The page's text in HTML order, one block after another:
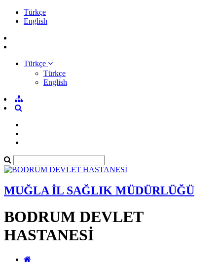
Türkçe
English
Türkçe
Türkçe
English
MUĞLA İL SAĞLIK MÜDÜRLÜĞÜ
BODRUM DEVLET
HASTANESİ